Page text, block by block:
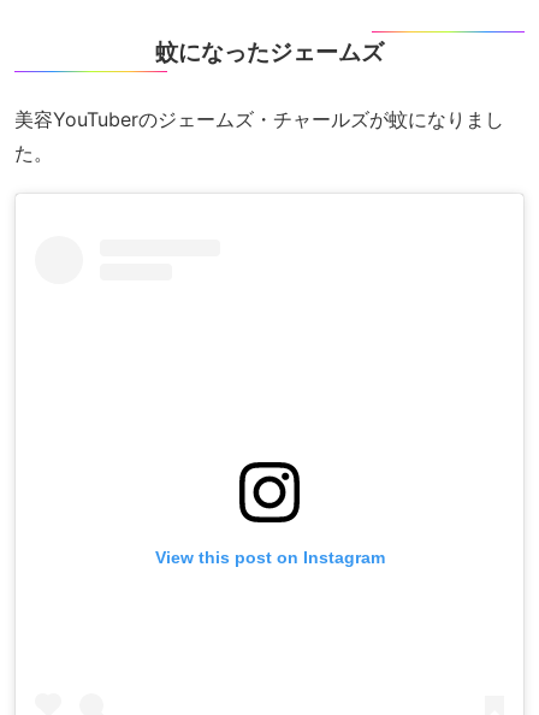
蚊になったジェームズ
美容YouTuberのジェームズ・チャールズが蚊になりまし
た。
View this post on Instagram